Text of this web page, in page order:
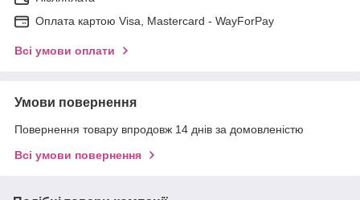
Оплата картою Visa, Mastercard - WayForPay
Всі умови оплати
Умови повернення
Повернення товару впродовж 14 днів за домовленістю
Всі умови повернення